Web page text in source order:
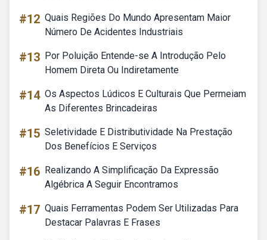
#12 Quais Regiões Do Mundo Apresentam Maior
Número De Acidentes Industriais
#13 Por Poluição Entende-se A Introdução Pelo
Homem Direta Ou Indiretamente
#14 Os Aspectos Lúdicos E Culturais Que Permeiam
As Diferentes Brincadeiras
#15 Seletividade E Distributividade Na Prestação
Dos Benefícios E Serviços
#16 Realizando A Simplificação Da Expressão
Algébrica A Seguir Encontramos
#17 Quais Ferramentas Podem Ser Utilizadas Para
Destacar Palavras E Frases